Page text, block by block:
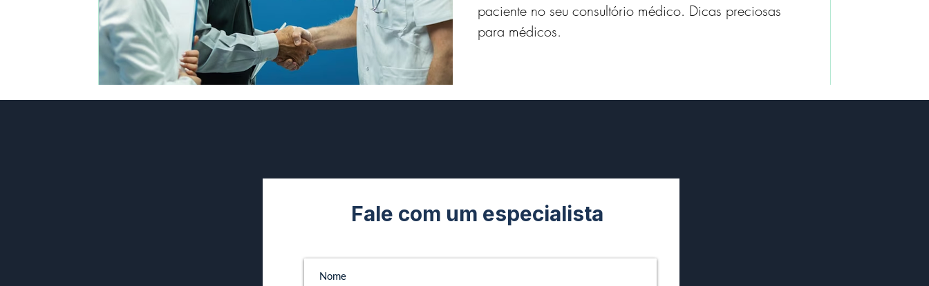
paciente no seu consultório médico. Dicas preciosas
para médicos.
Fale com um especialista